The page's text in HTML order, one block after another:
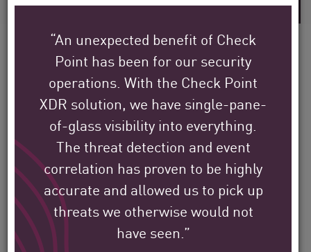
“An unexpected benefit of Check
Point has been for our security
operations. With the Check Point
XDR solution, we have single-pane-
of-glass visibility into everything.
The threat detection and event
correlation has proven to be highly
accurate and allowed us to pick up
threats we otherwise would not
have seen.”
Découvrez comment les
clients internationaux de
Check Point protègent leur
environnement.
Notre mission est de contribuer à la
sécurité des plus grandes entreprises,